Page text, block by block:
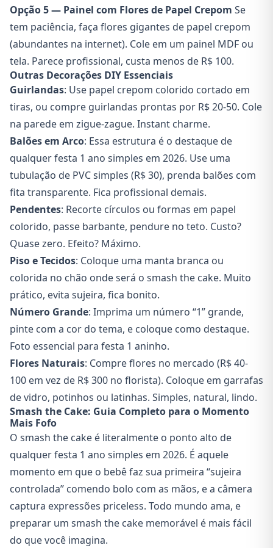
Opção 5 — Painel com Flores de Papel Crepom Se
tem paciência, faça flores gigantes de papel crepom
(abundantes na internet). Cole em um painel MDF ou
tela. Parece profissional, custa menos de R$ 100.
Outras Decorações DIY Essenciais
Guirlandas: Use papel crepom colorido cortado em
tiras, ou compre guirlandas prontas por R$ 20-50. Cole
na parede em zigue-zague. Instant charme.
Balões em Arco: Essa estrutura é o destaque de
qualquer festa 1 ano simples em 2026. Use uma
tubulação de PVC simples (R$ 30), prenda balões com
fita transparente. Fica profissional demais.
Pendentes: Recorte círculos ou formas em papel
colorido, passe barbante, pendure no teto. Custo?
Quase zero. Efeito? Máximo.
Piso e Tecidos: Coloque uma manta branca ou
colorida no chão onde será o smash the cake. Muito
prático, evita sujeira, fica bonito.
Número Grande: Imprima um número “1” grande,
pinte com a cor do tema, e coloque como destaque.
Foto essencial para festa 1 aninho.
Flores Naturais: Compre flores no mercado (R$ 40-
100 em vez de R$ 300 no florista). Coloque em garrafas
de vidro, potinhos ou latinhas. Simples, natural, lindo.
Smash the Cake: Guia Completo para o Momento
Mais Fofo
O smash the cake é literalmente o ponto alto de
qualquer festa 1 ano simples em 2026. É aquele
momento em que o bebê faz sua primeira “sujeira
controlada” comendo bolo com as mãos, e a câmera
captura expressões priceless. Todo mundo ama, e
preparar um smash the cake memorável é mais fácil
do que você imagina.